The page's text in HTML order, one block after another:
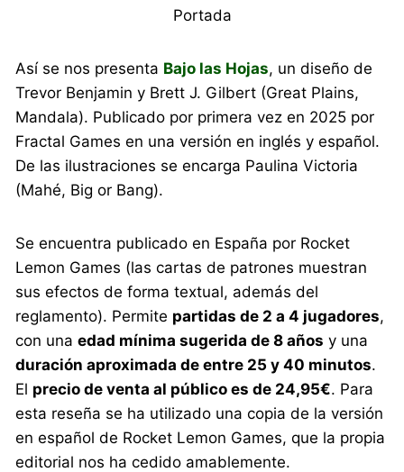
Portada
Así se nos presenta Bajo las Hojas, un diseño de
Trevor Benjamin y Brett J. Gilbert (Great Plains,
Mandala). Publicado por primera vez en 2025 por
Fractal Games en una versión en inglés y español.
De las ilustraciones se encarga Paulina Victoria
(Mahé, Big or Bang).
Se encuentra publicado en España por Rocket
Lemon Games (las cartas de patrones muestran
sus efectos de forma textual, además del
reglamento). Permite partidas de 2 a 4 jugadores,
con unaedad mínima sugerida de 8 años y una
duración aproximada de entre 25 y 40 minutos.
El precio de venta al público es de 24,95€. Para
esta reseña se ha utilizado una copia de la versión
en español de Rocket Lemon Games, que la propia
editorial nos ha cedido amablemente.